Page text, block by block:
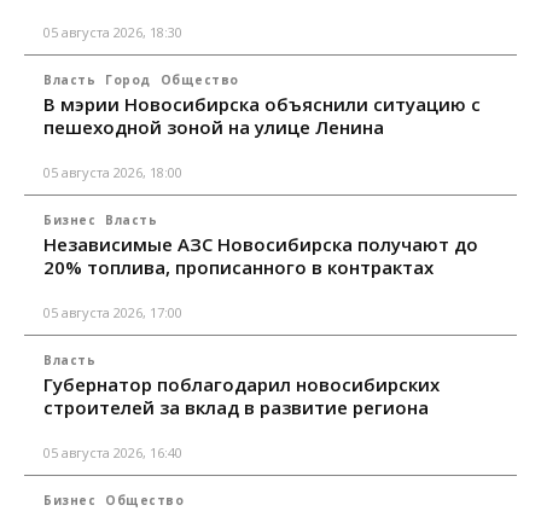
05 августа 2026, 18:30
Власть Город Общество
В мэрии Новосибирска объяснили ситуацию с
пешеходной зоной на улице Ленина
05 августа 2026, 18:00
Бизнес Власть
Независимые АЗС Новосибирска получают до
20% топлива, прописанного в контрактах
05 августа 2026, 17:00
Власть
Губернатор поблагодарил новосибирских
строителей за вклад в развитие региона
05 августа 2026, 16:40
Бизнес Общество